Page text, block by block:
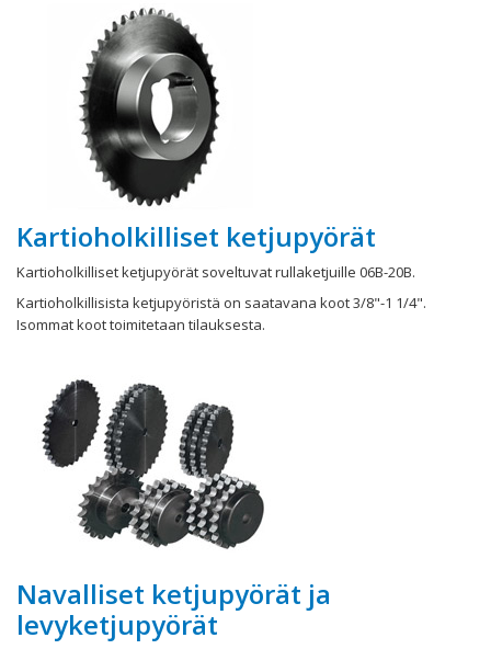
Kartioholkilliset ketjupyörät
Kartioholkilliset ketjupyörät soveltuvat rullaketjuille 06B-20B.
Kartioholkillisista ketjupyöristä on saatavana koot 3/8"-1 1/4".
Isommat koot toimitetaan tilauksesta.
Navalliset ketjupyörät ja
levyketjupyörät